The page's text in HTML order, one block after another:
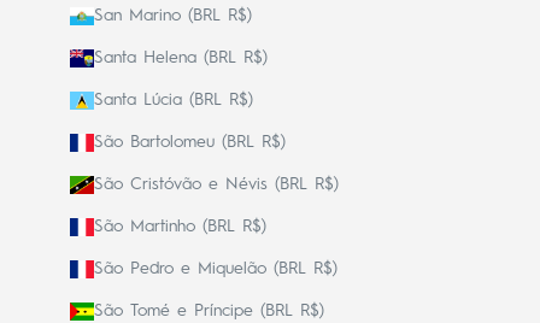
San Marino (BRL R$)
Santa Helena (BRL R$)
Santa Lúcia (BRL R$)
São Bartolomeu (BRL R$)
São Cristóvão e Névis (BRL R$)
São Martinho (BRL R$)
São Pedro e Miquelão (BRL R$)
São Tomé e Príncipe (BRL R$)